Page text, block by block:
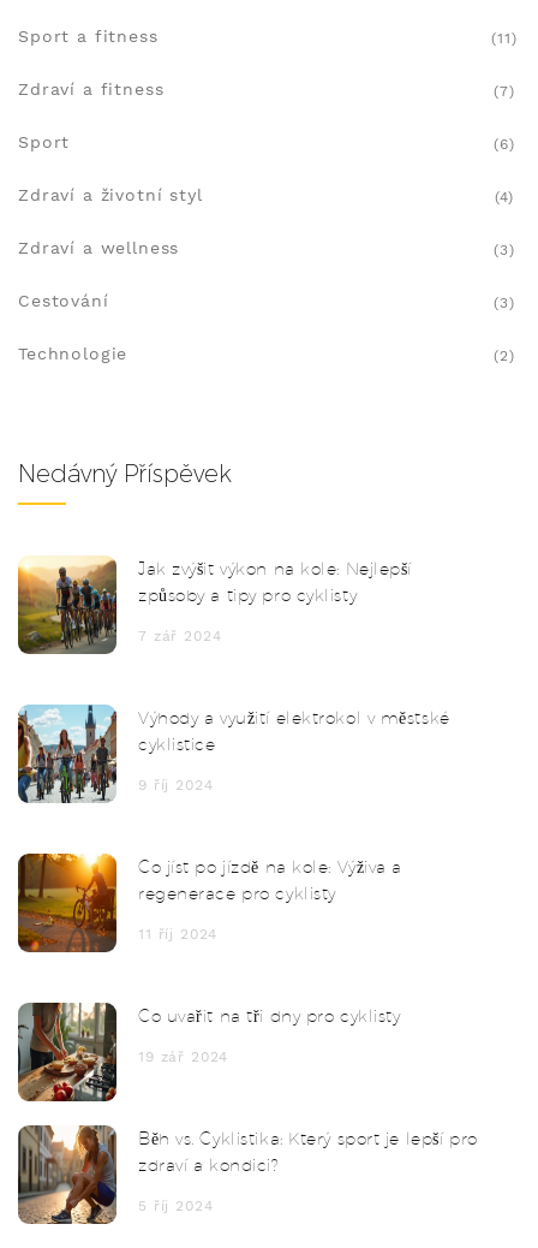
Sport a fitness (11)
Zdraví a fitness (7)
Sport (6)
Zdraví a životní styl (4)
Zdraví a wellness (3)
Cestování (3)
Technologie (2)
Nedávný Příspěvek
Jak zvýšit výkon na kole: Nejlepší
způsoby a tipy pro cyklisty
7 zář 2024
Výhody a využití elektrokol v městské
cyklistice
9 říj 2024
Co jíst po jízdě na kole: Výživa a
regenerace pro cyklisty
11 říj 2024
Co uvařit na tři dny pro cyklisty
19 zář 2024
Běh vs. Cyklistika: Který sport je lepší pro
zdraví a kondici?
5 říj 2024